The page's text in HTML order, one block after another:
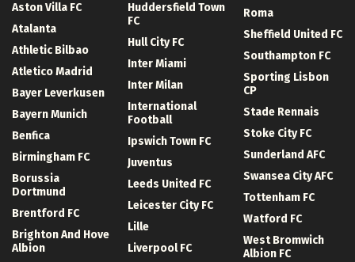
Aston Villa FC
Atalanta
Athletic Bilbao
Atletico Madrid
Bayer Leverkusen
Bayern Munich
Benfica
Birmingham FC
Borussia
Dortmund
Brentford FC
Brighton And Hove
Albion
Huddersfield Town
FC
Hull City FC
Inter Miami
Inter Milan
International
Football
Ipswich Town FC
Juventus
Leeds United FC
Leicester City FC
Lille
Liverpool FC
Roma
Sheffield United FC
Southampton FC
Sporting Lisbon
CP
Stade Rennais
Stoke City FC
Sunderland AFC
Swansea City AFC
Tottenham FC
Watford FC
West Bromwich
Albion FC